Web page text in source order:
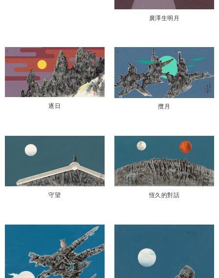
廣澤生明月
逐日 攬月
守望 恆久的對話